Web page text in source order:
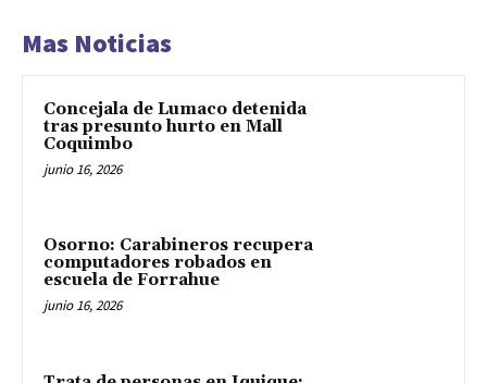
Mas Noticias
Concejala de Lumaco detenida
tras presunto hurto en Mall
Coquimbo
junio 16, 2026
Osorno: Carabineros recupera
computadores robados en
escuela de Forrahue
junio 16, 2026